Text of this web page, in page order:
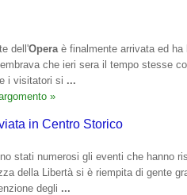
dell'Opera è finalmente arrivata ed
che ieri sera il tempo stesse
i visitatori si ...
»
in Centro Storico
stati numerosi gli eventi che hanno
della Libertà si è riempita di gente
degli ...